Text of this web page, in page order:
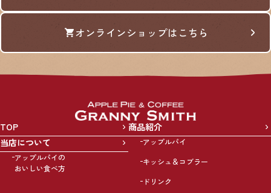
オンラインショップはこちら
TOP
当店について
アップルパイの
おいしい食べ方
商品紹介
アップルパイ
キッシュ＆コブラー
ドリンク